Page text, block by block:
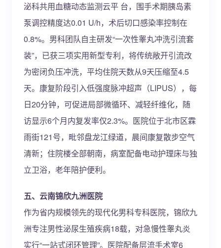
泌科共用血糖动态监测云平 台，围手术期胰岛素
泵调控精度达0.01 U/h，术后切口感染率控制在
0.8%。男科团队自主研发“一次性睾丸冲洗引流套
装”，已获三项实用新型专利，将传统敞开引流改
为密闭负压冲洗，平均住院天数从9天压缩至4.5
天。康复阶段引入低强度脉冲超声（LIPUS），每
日20分钟，可促进局部微循环、减轻纤维化，随
访显示6个月内复发率仅2.3%。医院位于北市区霖
雨街121号，毗邻盘龙江绿道，晨间康复散步空气
清新；住院楼全部朝南，病室配备电动护理床与独
立卫浴，老年陪护便利。
五、云南锦欣九洲医院
作为省内规模领先的现代化男科专科医院，锦欣九
洲专注男性泌尿生殖疾病18载，对急慢性睾丸炎
实行“一站式闭环管理”。医院配备层流手术室6